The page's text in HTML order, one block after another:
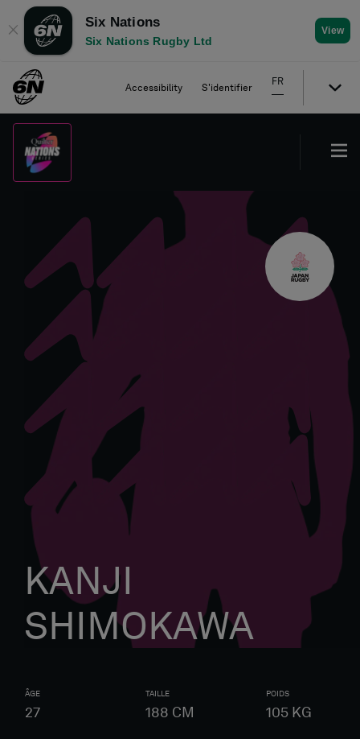
✕
Six Nations
Six Nations Rugby Ltd
View
Accessibility S'identifier
FR
KANJI
SHIMOKAWA
ÂGE
27
TAILLE
188 CM
POIDS
105 KG